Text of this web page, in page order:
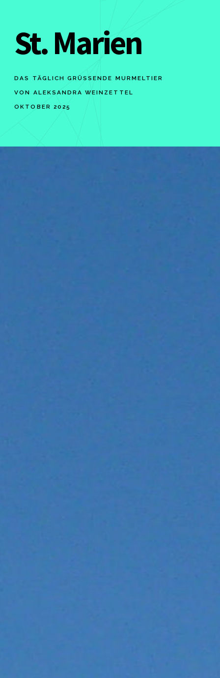
St. Marien
DAS TÄGLICH GRÜSSENDE MURMELTIER
VON ALEKSANDRA WEINZETTEL
OKTOBER 2025